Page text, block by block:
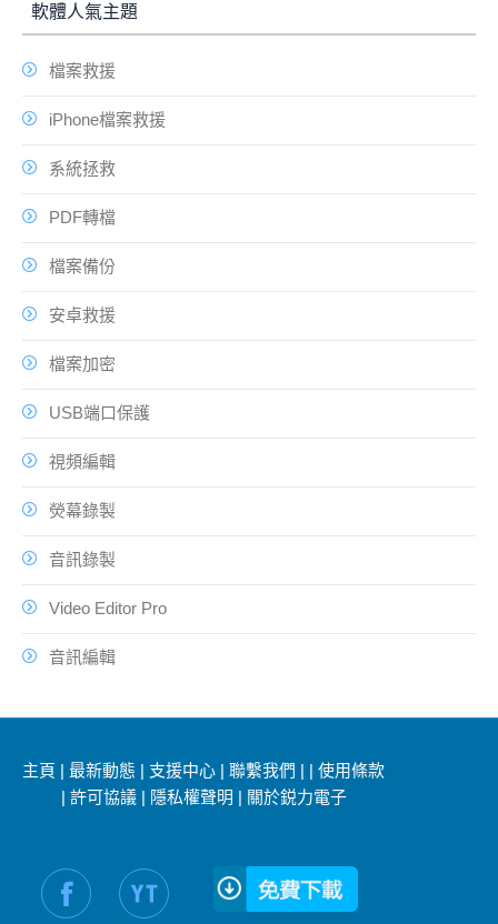
軟體人氣主題
檔案救援
iPhone檔案救援
系統拯救
PDF轉檔
檔案備份
安卓救援
檔案加密
USB端口保護
視頻編輯
熒幕錄製
音訊錄製
Video Editor Pro
音訊編輯
主頁 |最新動態 | 支援中心 |聯繫我們 | |使用條款
| 許可協議| 隱私權聲明 | 關於鋭力電子
社交媒體信息：